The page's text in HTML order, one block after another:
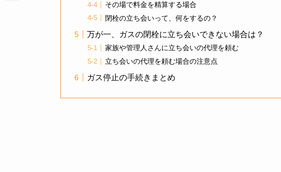
その場で料金を精算する場合
閉栓の立ち会いって、何をするの？
万が一、ガスの閉栓に立ち会いできない場合は？
家族や管理人さんに立ち会いの代理を頼む
立ち会いの代理を頼む場合の注意点
ガス停止の手続きまとめ